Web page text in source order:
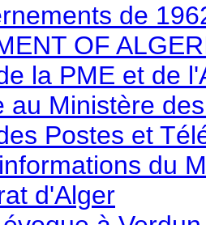
de
OF
la PME et de
au Ministère
Postes et
du
d'Alger